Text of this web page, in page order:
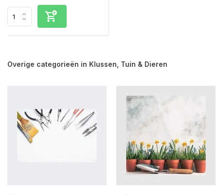
Overige categorieën in Klussen, Tuin & Dieren